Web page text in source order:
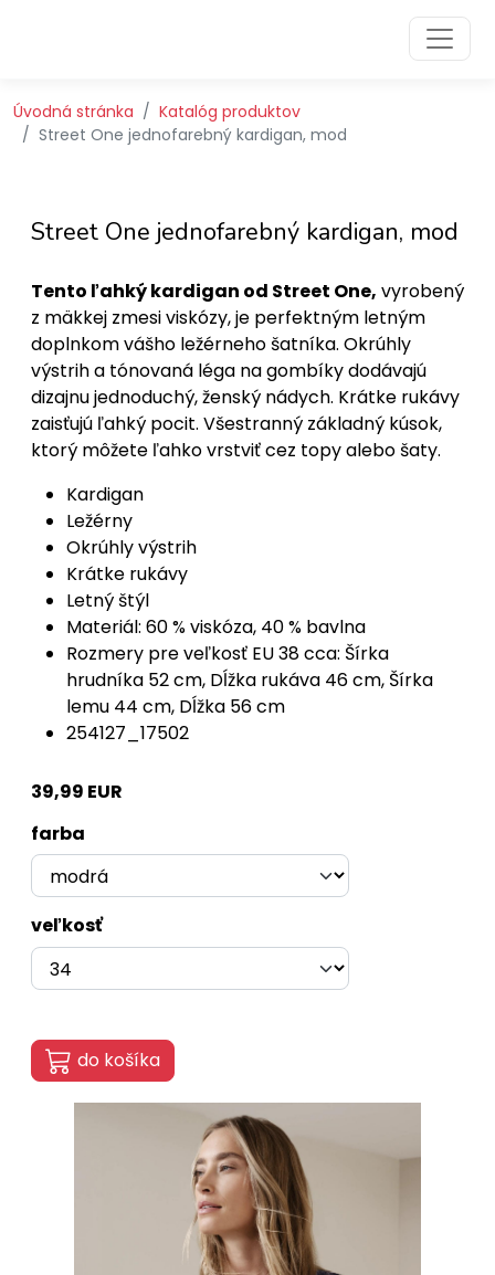
Úvodná stránka
Katalóg produktov
Street One jednofarebný kardigan, mod
Street One jednofarebný kardigan, mod
Tento ľahký kardigan od Street One, vyrobený
z mäkkej zmesi viskózy, je perfektným letným
doplnkom vášho ležérneho šatníka. Okrúhly
výstrih a tónovaná léga na gombíky dodávajú
dizajnu jednoduchý, ženský nádych. Krátke rukávy
zaisťujú ľahký pocit. Všestranný základný kúsok,
ktorý môžete ľahko vrstviť cez topy alebo šaty.
Kardigan
Ležérny
Okrúhly výstrih
Krátke rukávy
Letný štýl
Materiál: 60 % viskóza, 40 % bavlna
Rozmery pre veľkosť EU 38 cca: Šírka
hrudníka 52 cm, Dĺžka rukáva 46 cm, Šírka
lemu 44 cm, Dĺžka 56 cm
254127_17502
39,99 EUR
farba
veľkosť
do košíka